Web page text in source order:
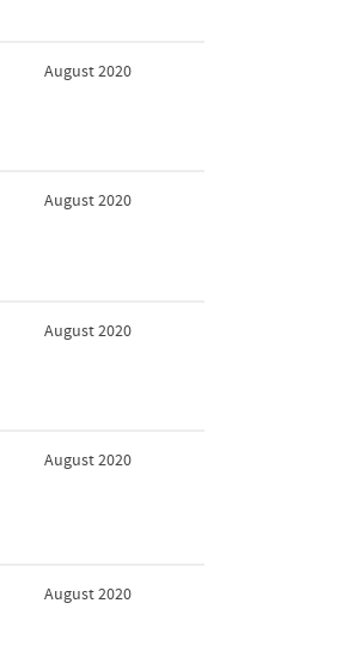
August 2020
August 2020
August 2020
August 2020
August 2020